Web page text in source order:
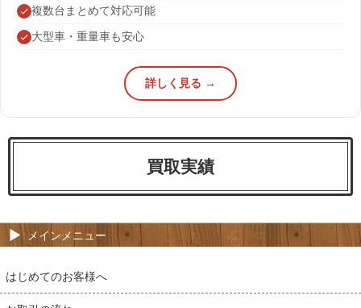
複数台まとめて対応可能
大型車・重量車も安心
詳しく見る →
買取実績
メインメニュー
はじめてのお客様へ